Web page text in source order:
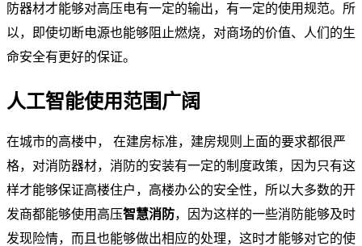
防器材才能够对高压电有一定的输出，有一定的使用规范。所
以，即使切断电源也能够阻止燃烧，对商场的价值、人们的生
命安全有更好的保证。
人工智能使用范围广阔
在城市的高楼中， 在建房标准，建房规则上面的要求都很严
格，对消防器材，消防的安装有一定的制度政策，因为只有这
样才能够保证高楼住户，高楼办公的安全性，所以大多数的开
发商都能够使用高压智慧消防，因为这样的一些消防能够及时
发现险情，而且也能够做出相应的处理，这时才能够对它的使